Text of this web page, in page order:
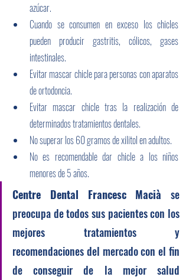
azúcar.
Cuando se consumen en exceso los chicles
pueden producir gastritis, cólicos, gases
intestinales.
Evitar mascar chicle para personas con aparatos
de ortodoncia.
Evitar mascar chicle tras la realización de
determinados tratamientos dentales.
No superar los 60 gramos de xilitol en adultos.
No es recomendable dar chicle a los niños
menores de 5 años.
Centre Dental Francesc Macià se
preocupa de todos sus pacientes con los
mejores tratamientos y
recomendaciones del mercado con el fin
de conseguir de la mejor salud